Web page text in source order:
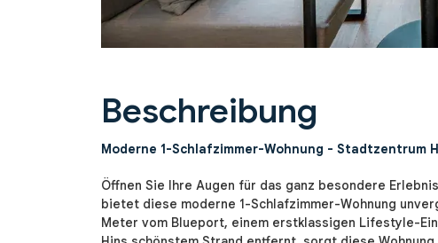
Beschreibung
Moderne 1-Schlafzimmer-Wohnung - Stadtzentrum
Öffnen Sie Ihre Augen für das ganz besondere
bietet diese moderne 1-Schlafzimmer-Wohnung
Meter vom Blueport, einem erstklassigen Lifestyle-